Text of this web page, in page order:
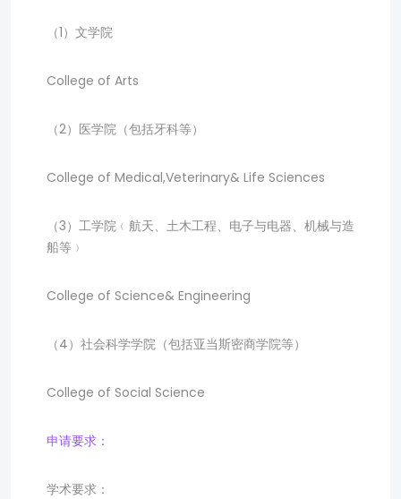
（1）文学院
College of Arts
（2）医学院（包括牙科等）
College of Medical,Veterinary& Life Sciences
（3）工学院﹙航天、土木工程、电子与电器、机械与造
船等﹚
College of Science& Engineering
（4）社会科学学院（包括亚当斯密商学院等）
College of Social Science
申请要求：
学术要求：